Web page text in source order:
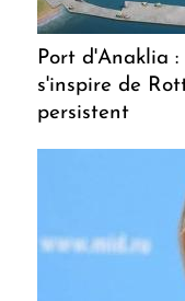
Port d'Anaklia
s'inspire de
persistent